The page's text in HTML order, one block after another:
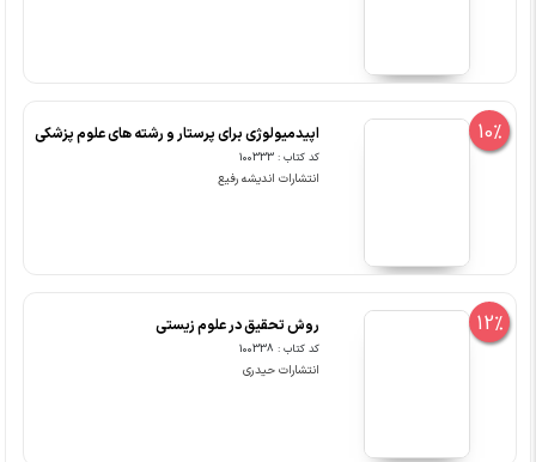
10% اپیدمیولوژی برای پرستار و رشته های علوم پزشکی
کد کتاب : 100333
انتشارات اندیشه رفیع
12% روش تحقیق در علوم زیستی
کد کتاب : 100338
انتشارات حیدری